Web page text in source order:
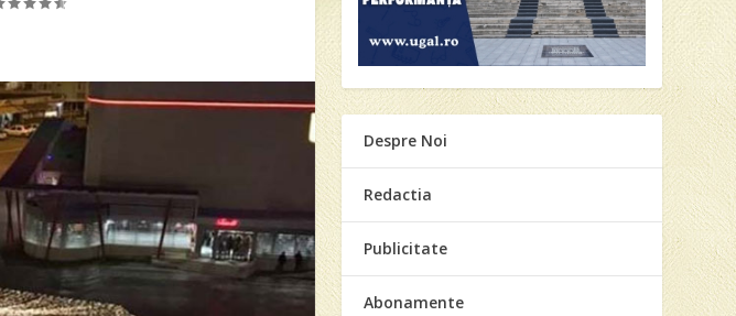
Despre Noi
Redactia
Publicitate
Abonamente